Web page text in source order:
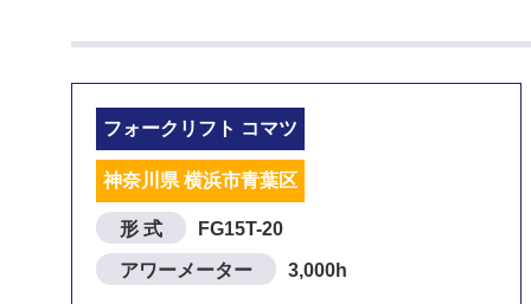
フォークリフト コマツ
神奈川県 横浜市青葉区
形 式 FG15T-20
アワーメーター 3,000h